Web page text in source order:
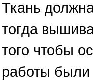
Ткань
тогда
того чтобы
работы